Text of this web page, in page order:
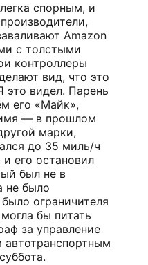
спорным, и
Amazon
с толстыми
контроллеры
вид, что это
это видел. Парень
его «Майк»,
— в прошлом
марки,
до 35 миль/ч
его остановил
был не в
не было
ограничителя
бы питать
за управление
автотранспортным